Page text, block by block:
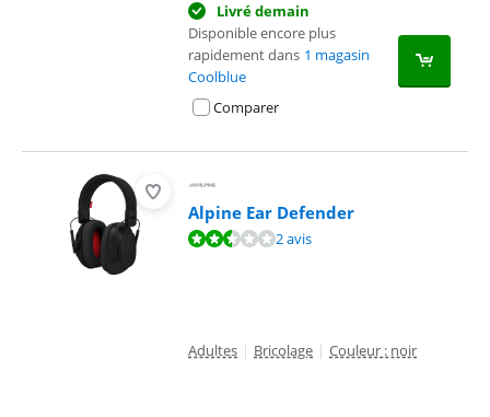
Livré demain
Disponible encore plus
rapidement dans 1 magasin
Coolblue
Comparer
Alpine Ear Defender
La note est de 4,7 sur 10, basée sur 2 avis.2 avis
Adultes | Bricolage | Couleur : noir